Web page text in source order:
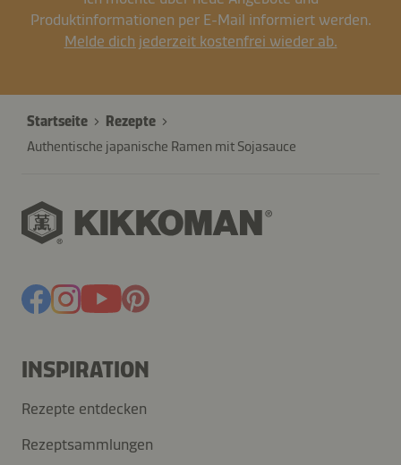
Produktinformationen per E-Mail informiert werden.
Melde dich jederzeit kostenfrei wieder ab.
Startseite
Rezepte
Authentische japanische Ramen mit Sojasauce
INSPIRATION
Rezepte entdecken
Rezeptsammlungen